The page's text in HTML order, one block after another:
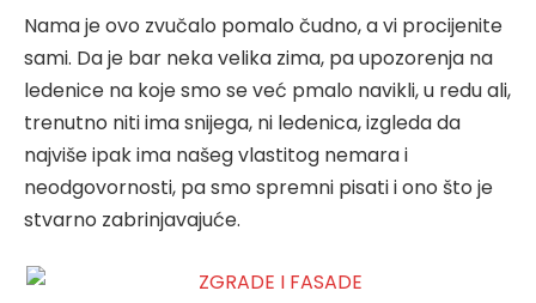
Nama je ovo zvučalo pomalo čudno, a vi procijenite
sami. Da je bar neka velika zima, pa upozorenja na
ledenice na koje smo se već pmalo navikli, u redu ali,
trenutno niti ima snijega, ni ledenica, izgleda da
najviše ipak ima našeg vlastitog nemara i
neodgovornosti, pa smo spremni pisati i ono što je
stvarno zabrinjavajuće.